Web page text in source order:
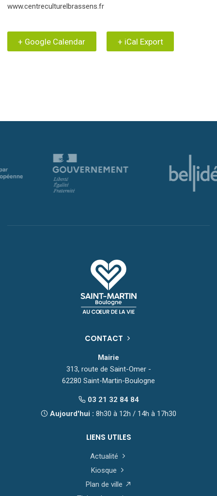
www.centreculturelbrassens.fr
+ Google Calendar + iCal Export
CONTACT
Mairie
313, route de Saint-Omer -
62280 Saint-Martin-Boulogne
03 21 32 84 84
Aujourd'hui : 8h30 à 12h / 14h à 17h30
LIENS UTILES
Actualité
Kiosque
Plan de ville